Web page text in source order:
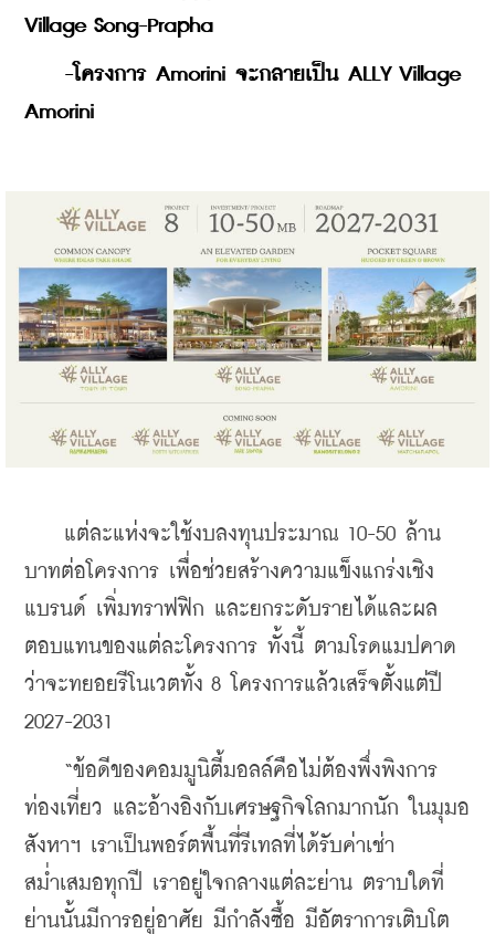
Village Song-Prapha
-โครงการ Amorini จะกลายเป็น ALLY Village
Amorini
แต่ละแห่งจะใช้งบลงทุนประมาณ 10-50 ล้าน
บาทต่อโครงการ เพื่อช่วยสร้างความแข็งแกร่งเชิง
แบรนด์ เพิ่มทราฟฟิก และยกระดับรายได้และผล
ตอบแทนของแต่ละโครงการ ทั้งนี้ ตามโรดแมปคาด
ว่าจะทยอยรีโนเวตทั้ง 8 โครงการแล้วเสร็จตั้งแต่ปี
2027-2031
“ข้อดีของคอมมูนิตี้มอลล์คือไม่ต้องพึ่งพิงการ
ท่องเที่ยว และอ้างอิงกับเศรษฐกิจโลกมากนัก ในมุมอ
สังหาฯ เราเป็นพอร์ตพื้นที่รีเทลที่ได้รับค่าเช่า
สม่ำเสมอทุกปี เราอยู่ใจกลางแต่ละย่าน ตราบใดที่
ย่านนั้นมีการอยู่อาศัย มีกำลังซื้อ มีอัตราการเติบโต